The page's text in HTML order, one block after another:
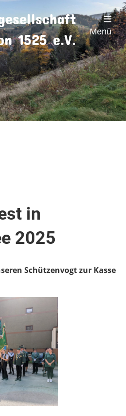
1525 e.V.
Menü
in
2025
Schützenvogt zur Kasse